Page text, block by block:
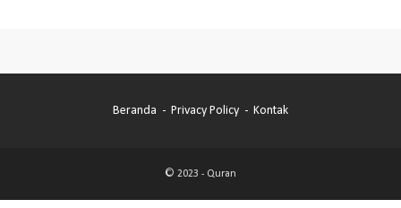
Beranda Privacy Policy Kontak
© 2023 - Quran